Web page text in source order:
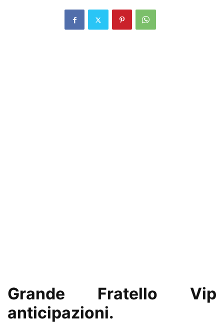
Grande Fratello Vip
anticipazioni.